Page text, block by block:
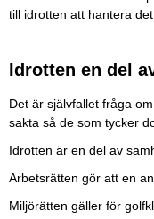
till idrotten att hantera
Idrotten en del
Det är självfallet fråga
sakta så de som tycker
Idrotten är en del av
Arbetsrätten gör att en
Miljörätten gäller för